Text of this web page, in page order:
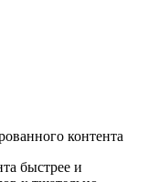
контента
быстрее и